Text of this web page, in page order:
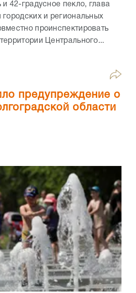
42-градусное пекло, глава
городских и региональных
проинспектировать
Центрального...
предупреждение о
области